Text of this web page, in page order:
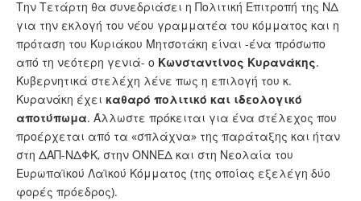
Την Τετάρτη θα συνεδριάσει η Πολιτική Επιτροπή της ΝΔ
για την εκλογή του νέου γραμματέα του κόμματος και η
πρόταση του Κυριάκου Μητσοτάκη είναι -ένα πρόσωπο
από τη νεότερη γενιά- ο Κωνσταντίνος Κυρανάκης.
Κυβερνητικά στελέχη λένε πως η επιλογή του κ.
Κυρανάκη έχει καθαρό πολιτικό και ιδεολογικό
αποτύπωμα. Άλλωστε πρόκειται για ένα στέλεχος που
προέρχεται από τα «σπλάχνα» της παράταξης και ήταν
στη ΔΑΠ-ΝΔΦΚ, στην ΟΝΝΕΔ και στη Νεολαία του
Ευρωπαϊκού Λαϊκού Κόμματος (της οποίας εξελέγη δύο
φορές πρόεδρος).